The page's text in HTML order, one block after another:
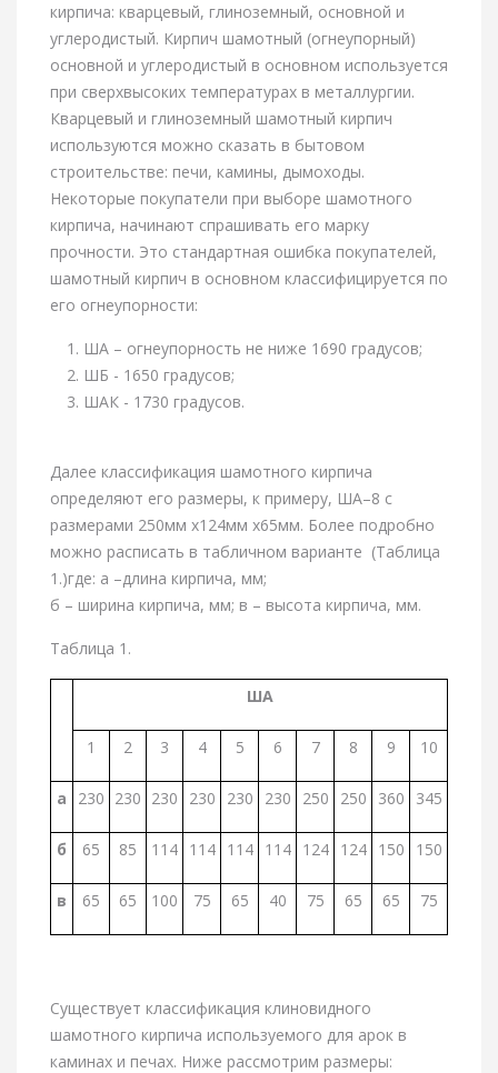
кирпича: кварцевый, глиноземный, основной и
углеродистый. Кирпич шамотный (огнеупорный)
основной и углеродистый в основном используется
при сверхвысоких температурах в металлургии.
Кварцевый и глиноземный шамотный кирпич
используются можно сказать в бытовом
строительстве: печи, камины, дымоходы.
Некоторые покупатели при выборе шамотного
кирпича, начинают спрашивать его марку
прочности. Это стандартная ошибка покупателей,
шамотный кирпич в основном классифицируется по
его огнеупорности:
ША – огнеупорность не ниже 1690 градусов;
ШБ - 1650 градусов;
ШАК - 1730 градусов.
Далее классификация шамотного кирпича
определяют его размеры, к примеру, ША–8 с
размерами 250мм х124мм х65мм. Более подробно
можно расписать в табличном варианте (Таблица
1.)где: а –длина кирпича, мм;
б – ширина кирпича, мм; в – высота кирпича, мм.
Таблица 1.
ША
1 2 3 4 5 6 7 8 9 10
а 230 230 230 230 230 230 250 250 360 345
б 65 85 114 114 114 114 124 124 150 150
в 65 65 100 75 65 40 75 65 65 75
Существует классификация клиновидного
шамотного кирпича используемого для арок в
каминах и печах. Ниже рассмотрим размеры: